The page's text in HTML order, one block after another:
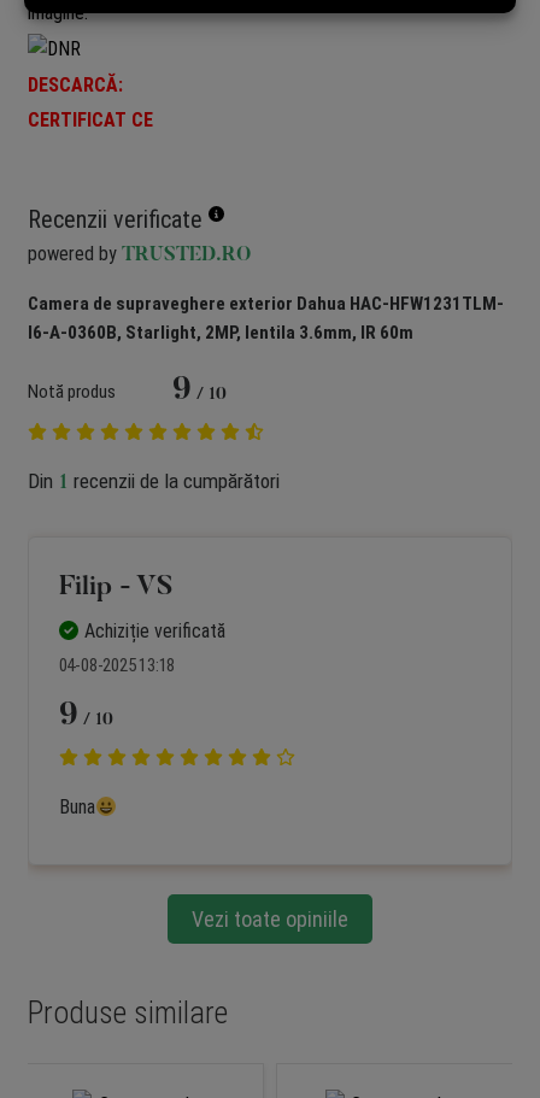
imagine.
DESCARCĂ:
CERTIFICAT CE
Recenzii verificate
powered by TRUSTED.RO
Camera de supraveghere exterior Dahua HAC-HFW1231TLM-
I6-A-0360B, Starlight, 2MP, lentila 3.6mm, IR 60m
Notă produs 9 / 10
Din 1 recenzii de la cumpărători
Filip - VS
Achiziție verificată
04-08-2025 13:18
9 / 10
Buna
Vezi toate opiniile
Produse similare